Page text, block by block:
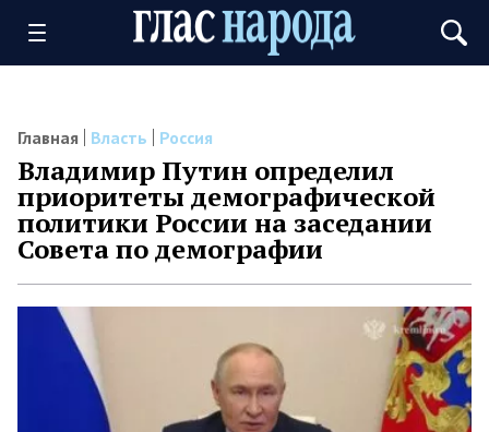
Главная Власть Россия
Владимир Путин определил
приоритеты демографической
политики России на заседании
Совета по демографии